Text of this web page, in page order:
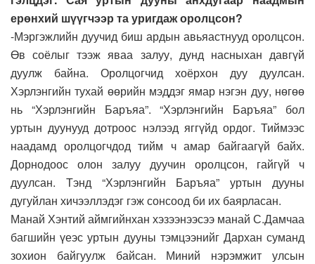
ерөнхий шүүгчээр та уригдаж оролцсон?
-Мэргэжлийн дуучид биш ардын авьяастнууд оролцсон.
Өв соёлыг тээж яваа залуу, дунд насныхан давгүй
дуулж байна. Оролцогчид хоёрхон дуу дуулсан.
Хэрлэнгийн тухай өөрийн мэддэг ямар нэгэн дуу, нөгөө
нь “Хэрлэнгийн Баръяа”. “Хэрлэнгийн Баръяа” бол
уртын дуунууд дотроос нэлээд яггүйд ордог. Тиймээс
наадамд оролцогчдод тийм ч амар байгаагүй байх.
Дорнодоос олон залуу дуучин оролцсон, гайгүй ч
дуулсан. Тэнд “Хэрлэнгийн Баръяа” уртын дууны
дугуйлан хичээллэдэг гэж сонсоод би их баярласан.
Манай Хэнтий аймгийнхан хэзээнээсээ манай С.Дамчаа
багшийн үеэс уртын дууны тэмцээнийг Дархан суманд
зохион байгуулж байсан. Миний нэрэмжит улсын